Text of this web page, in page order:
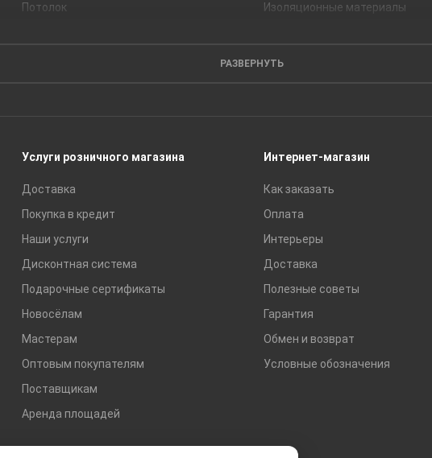
Потолок
Изоляционные материалы
Сухие смеси
РАЗВЕРНУТЬ
Услуги розничного магазина
Доставка
Покупка в кредит
Наши услуги
Дисконтная система
Подарочные сертификаты
Новосёлам
Мастерам
Оптовым покупателям
Поставщикам
Аренда площадей
Интернет-магазин
Как заказать
Оплата
Интерьеры
Доставка
Полезные советы
Гарантия
Обмен и возврат
Условные обозначения